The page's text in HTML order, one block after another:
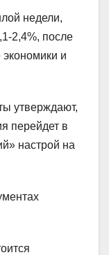
недели,
2,4%, после
и
утверждают,
перейдет в
настрой на